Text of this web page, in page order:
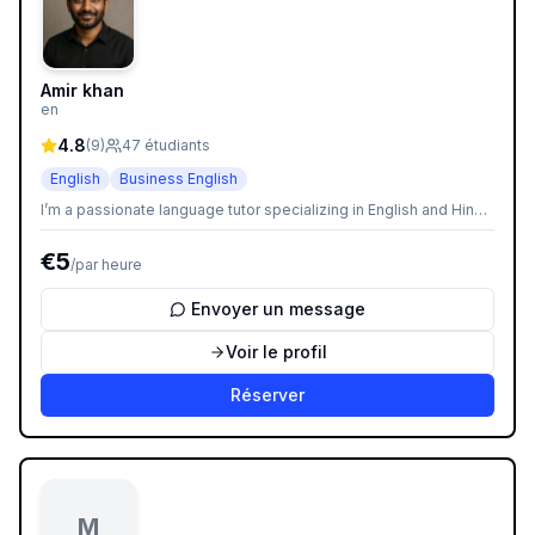
Amir khan
en
4.8(9) 47 étudiants
English
Business English
I’m a passionate language tutor specializing in English and Hindi.
With a warm and structured approach, I help learners of all levels
professional needs, or personal growth. My lessons are
interactive, tailored to each student’s pace, and designed to
make learning enjoyable and effective.
€5/par heure
Envoyer un message
Voir le profil
Réserver
M